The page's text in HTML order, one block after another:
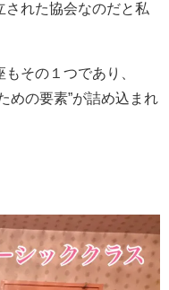
された協会なのだと私
その１つであり、
めの要素”が詰め込まれ